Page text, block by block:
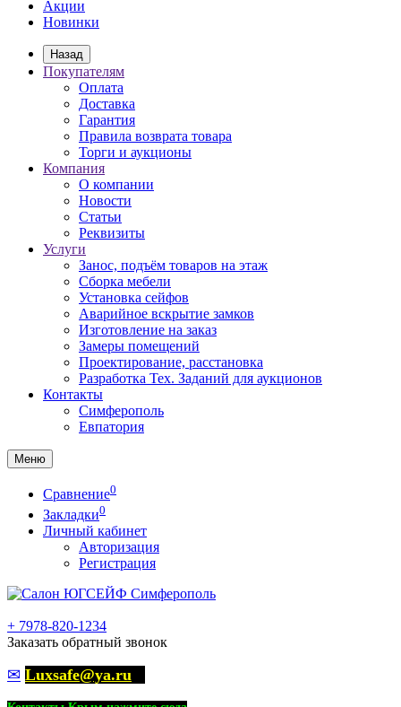
Акции
Новинки
Назад
Покупателям
Оплата
Доставка
Гарантия
Правила возврата товара
Торги и аукционы
Компания
О компании
Новости
Статьи
Реквизиты
Услуги
Занос, подъём товаров на этаж
Сборка мебели
Установка сейфов
Аварийное вскрытие замков
Изготовление на заказ
Замеры помещений
Проектирование, расстановка
Разработка Тех. Заданий для аукционов
Контакты
Симферополь
Евпатория
Меню
Сравнение0
Закладки0
Личный кабинет
Авторизация
Регистрация
+ 7978-820-1234
Заказать обратный звонок
✉ Luxsafe@ya.ru